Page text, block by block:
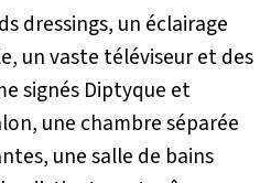
dressings, un éclairage
un vaste téléviseur et des
signés Diptyque et
une chambre séparée
une salle de bains